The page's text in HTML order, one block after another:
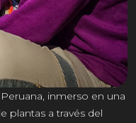
inmerso en una
plantas a través del